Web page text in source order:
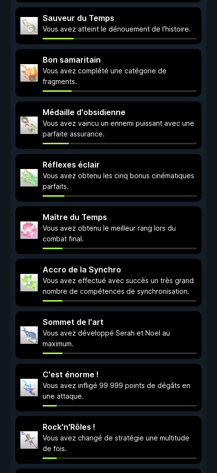
Sauveur du Temps
Vous avez atteint le dénouement de l'histoire.
Bon samaritain
Vous avez complété une catégorie de
fragments.
Médaille d'obsidienne
Vous avez vaincu un ennemi puissant avec une
parfaite assurance.
Réflexes éclair
Vous avez obtenu les cinq bonus cinématiques
parfaits.
Maître du Temps
Vous avez obtenu le meilleur rang lors du
combat final.
Accro de la Synchro
Vous avez effectué avec succès un très grand
nombre de compétences de synchronisation.
Sommet de l'art
Vous avez développé Serah et Noel au
maximum.
C'est énorme !
Vous avez infligé 99 999 points de dégâts en
une attaque.
Rock'n'Rôles !
Vous avez changé de stratégie une multitude
de fois.